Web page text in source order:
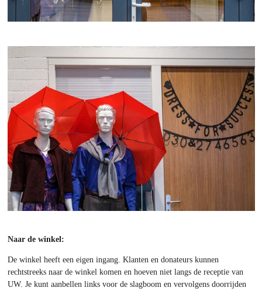
Naar de winkel:
De winkel heeft een eigen ingang. Klanten en donateurs kunnen
rechtstreeks naar de winkel komen en hoeven niet langs de receptie van
UW. Je kunt aanbellen links voor de slagboom en vervolgens doorrijden